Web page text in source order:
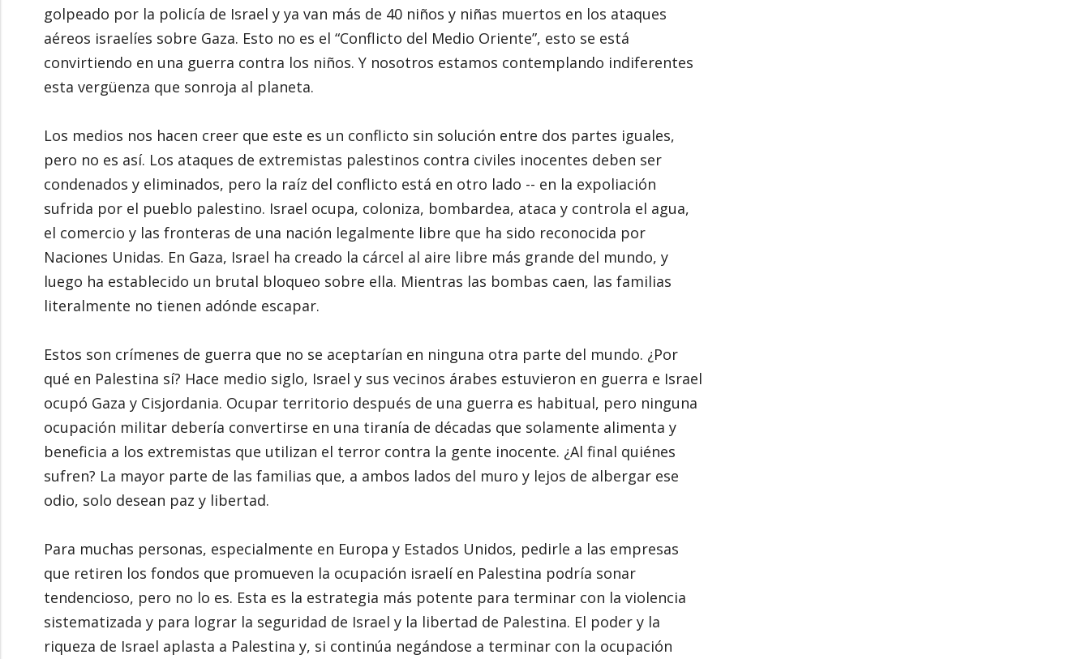
golpeado por la policía de Israel y ya van más de 40 niños y niñas muertos en los ataques
aéreos israelíes sobre Gaza. Esto no es el “Conflicto del Medio Oriente”, esto se está
convirtiendo en una guerra contra los niños. Y nosotros estamos contemplando indiferentes
esta vergüenza que sonroja al planeta.
Los medios nos hacen creer que este es un conflicto sin solución entre dos partes iguales,
pero no es así. Los ataques de extremistas palestinos contra civiles inocentes deben ser
condenados y eliminados, pero la raíz del conflicto está en otro lado -- en la expoliación
sufrida por el pueblo palestino. Israel ocupa, coloniza, bombardea, ataca y controla el agua,
el comercio y las fronteras de una nación legalmente libre que ha sido reconocida por
Naciones Unidas. En Gaza, Israel ha creado la cárcel al aire libre más grande del mundo, y
luego ha establecido un brutal bloqueo sobre ella. Mientras las bombas caen, las familias
literalmente no tienen adónde escapar.
Estos son crímenes de guerra que no se aceptarían en ninguna otra parte del mundo. ¿Por
qué en Palestina sí? Hace medio siglo, Israel y sus vecinos árabes estuvieron en guerra e Israel
ocupó Gaza y Cisjordania. Ocupar territorio después de una guerra es habitual, pero ninguna
ocupación militar debería convertirse en una tiranía de décadas que solamente alimenta y
beneficia a los extremistas que utilizan el terror contra la gente inocente. ¿Al final quiénes
sufren? La mayor parte de las familias que, a ambos lados del muro y lejos de albergar ese
odio, solo desean paz y libertad.
Para muchas personas, especialmente en Europa y Estados Unidos, pedirle a las empresas
que retiren los fondos que promueven la ocupación israelí en Palestina podría sonar
tendencioso, pero no lo es. Esta es la estrategia más potente para terminar con la violencia
sistematizada y para lograr la seguridad de Israel y la libertad de Palestina. El poder y la
riqueza de Israel aplasta a Palestina y, si continúa negándose a terminar con la ocupación